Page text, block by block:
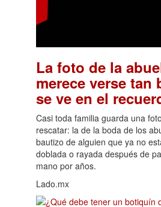
La foto de la
merece verse tan
se ve en el
Casi toda familia guarda una
rescatar: la de la boda de los
bautizo de alguien que ya no
doblada o rayada después de
mano por años.
Lado.mx